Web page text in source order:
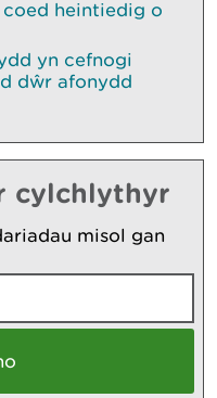
heintiedig o
yn cefnogi
dŵr afonydd
cylchlythyr
misol gan